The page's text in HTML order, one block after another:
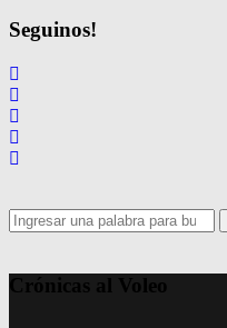
Seguinos!
Search
for:
Crónicas al Voleo